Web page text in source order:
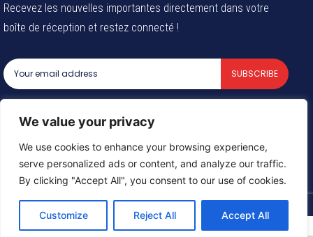
We value your privacy
We use cookies to enhance your browsing experience,
serve personalized ads or content, and analyze our traffic.
By clicking "Accept All", you consent to our use of cookies.
Customize Reject All Accept All
Recevez les nouvelles importantes directement dans votre
boîte de réception et restez connecté !
SUBSCRIBE
© 2024 Tous les droits reservés - Groupe Afrique54 SARL
Need help? Our team is just a message away